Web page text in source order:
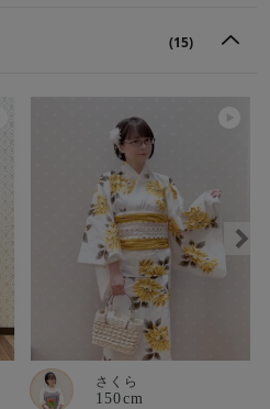
(15)
さくら
150cm